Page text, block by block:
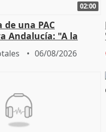
02:00
de una PAC
Andalucía: "A la
que protegerla"
06/08/2026